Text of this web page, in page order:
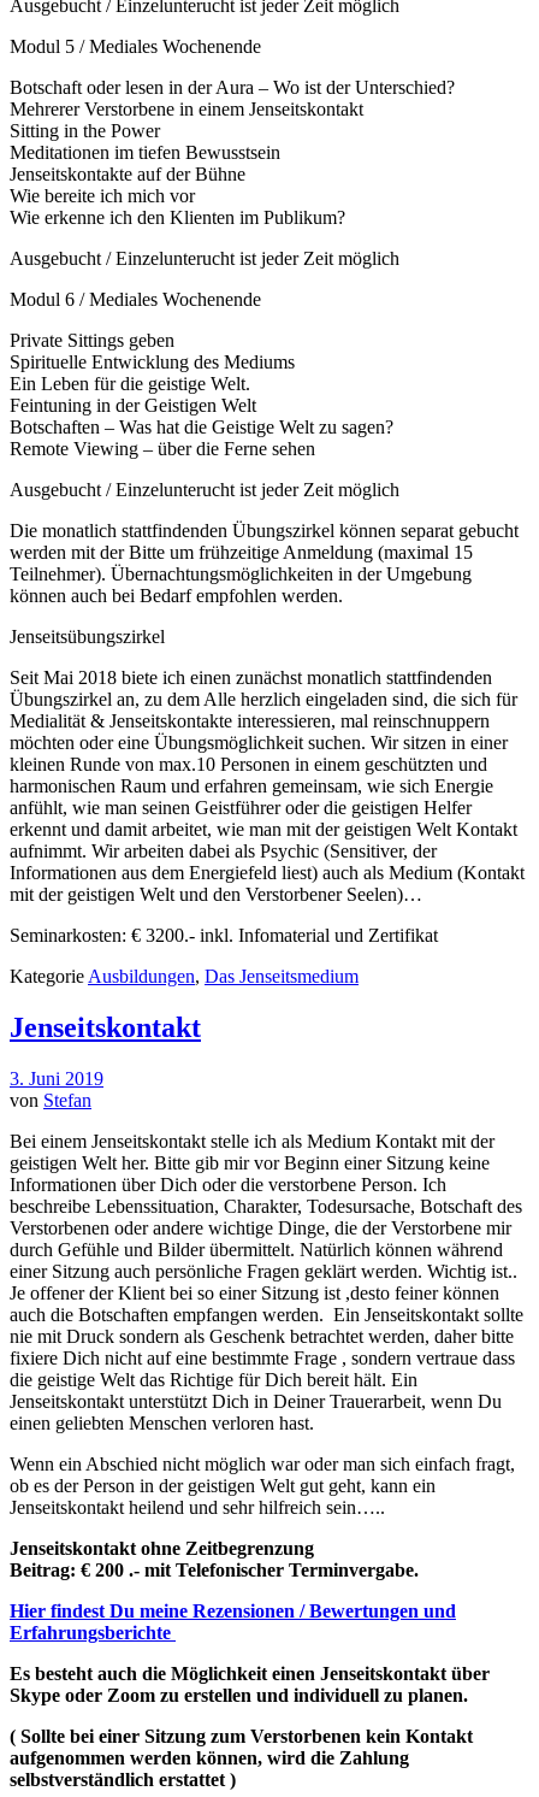
Ausgebucht / Einzelunterucht ist jeder Zeit möglich
Modul 5 / Mediales Wochenende
Botschaft oder lesen in der Aura – Wo ist der Unterschied?
Mehrerer Verstorbene in einem Jenseitskontakt
Sitting in the Power
Meditationen im tiefen Bewusstsein
Jenseitskontakte auf der Bühne
Wie bereite ich mich vor
Wie erkenne ich den Klienten im Publikum?
Ausgebucht / Einzelunterucht ist jeder Zeit möglich
Modul 6 / Mediales Wochenende
Private Sittings geben
Spirituelle Entwicklung des Mediums
Ein Leben für die geistige Welt.
Feintuning in der Geistigen Welt
Botschaften – Was hat die Geistige Welt zu sagen?
Remote Viewing – über die Ferne sehen
Ausgebucht / Einzelunterucht ist jeder Zeit möglich
Die monatlich stattfindenden Übungszirkel können separat gebucht
werden mit der Bitte um frühzeitige Anmeldung (maximal 15
Teilnehmer). Übernachtungsmöglichkeiten in der Umgebung
können auch bei Bedarf empfohlen werden.
Jenseitsübungszirkel
Seit Mai 2018 biete ich einen zunächst monatlich stattfindenden
Übungszirkel an, zu dem Alle herzlich eingeladen sind, die sich für
Medialität & Jenseitskontakte interessieren, mal reinschnuppern
möchten oder eine Übungsmöglichkeit suchen. Wir sitzen in einer
kleinen Runde von max.10 Personen in einem geschützten und
harmonischen Raum und erfahren gemeinsam, wie sich Energie
anfühlt, wie man seinen Geistführer oder die geistigen Helfer
erkennt und damit arbeitet, wie man mit der geistigen Welt Kontakt
aufnimmt. Wir arbeiten dabei als Psychic (Sensitiver, der
Informationen aus dem Energiefeld liest) auch als Medium (Kontakt
mit der geistigen Welt und den Verstorbener Seelen)…
Seminarkosten: € 3200.- inkl. Infomaterial und Zertifikat
Kategorie Ausbildungen, Das Jenseitsmedium
Jenseitskontakt
3. Juni 2019
von Stefan
Bei einem Jenseitskontakt stelle ich als Medium Kontakt mit der
geistigen Welt her. Bitte gib mir vor Beginn einer Sitzung keine
Informationen über Dich oder die verstorbene Person. Ich
beschreibe Lebenssituation, Charakter, Todesursache, Botschaft des
Verstorbenen oder andere wichtige Dinge, die der Verstorbene mir
durch Gefühle und Bilder übermittelt. Natürlich können während
einer Sitzung auch persönliche Fragen geklärt werden. Wichtig ist..
Je offener der Klient bei so einer Sitzung ist ,desto feiner können
auch die Botschaften empfangen werden. Ein Jenseitskontakt sollte
nie mit Druck sondern als Geschenk betrachtet werden, daher bitte
fixiere Dich nicht auf eine bestimmte Frage , sondern vertraue dass
die geistige Welt das Richtige für Dich bereit hält. Ein
Jenseitskontakt unterstützt Dich in Deiner Trauerarbeit, wenn Du
einen geliebten Menschen verloren hast.
Wenn ein Abschied nicht möglich war oder man sich einfach fragt,
ob es der Person in der geistigen Welt gut geht, kann ein
Jenseitskontakt heilend und sehr hilfreich sein…..
Jenseitskontakt ohne Zeitbegrenzung
Beitrag: € 200 .- mit Telefonischer Terminvergabe.
Hier findest Du meine Rezensionen / Bewertungen und
Erfahrungsberichte
Es besteht auch die Möglichkeit einen Jenseitskontakt über
Skype oder Zoom zu erstellen und individuell zu planen.
( Sollte bei einer Sitzung zum Verstorbenen kein Kontakt
aufgenommen werden können, wird die Zahlung
selbstverständlich erstattet )